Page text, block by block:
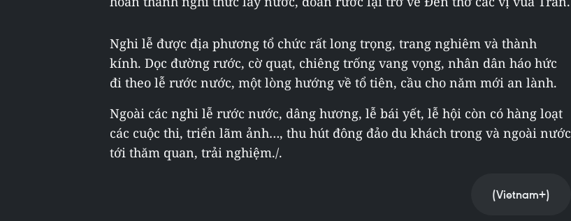
Nghi lễ được địa phương tổ chức rất long trọng, trang nghiêm và thành
kính. Dọc đường rước, cờ quạt, chiêng trống vang vọng, nhân dân háo hức
đi theo lễ rước nước, một lòng hướng về tổ tiên, cầu cho năm mới an lành.
Ngoài các nghi lễ rước nước, dâng hương, lễ bái yết, lễ hội còn có hàng loạt
các cuộc thi, triển lãm ảnh…, thu hút đông đảo du khách trong và ngoài nước
tới thăm quan, trải nghiệm./.
(Vietnam+)